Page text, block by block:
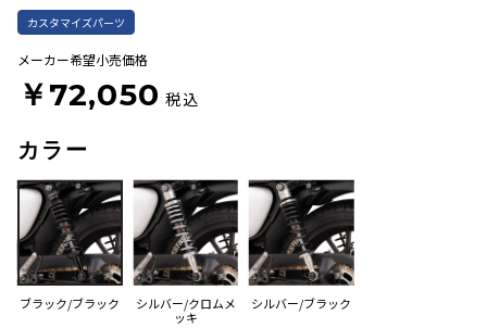
カスタマイズパーツ
メーカー希望小売価格
￥72,050 税込
カラー
ブラック/ブラック
シルバー/クロムメ
ッキ
シルバー/ブラック